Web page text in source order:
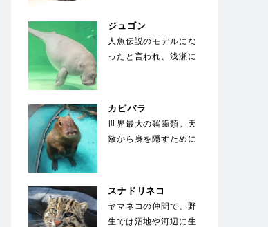
ジュゴン
人魚伝説のモデルにな
ったと言われ、浅瀬に
育…
カピバラ
世界最大の齧歯類。天
敵から身を隠すために
スナドリネコ
ヤマネコの仲間で、野
生では沼地や河辺に生